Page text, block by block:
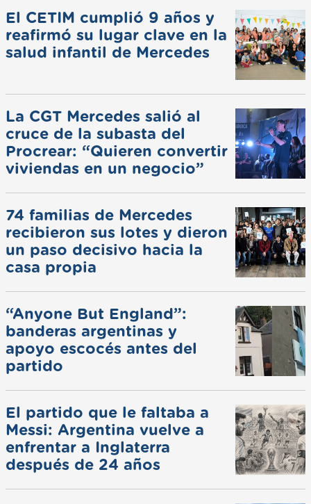
El CETIM cumplió 9 años y
reafirmó su lugar clave en la
salud infantil de Mercedes
La CGT Mercedes salió al
cruce de la subasta del
Procrear: “Quieren convertir
viviendas en un negocio”
74 familias de Mercedes
recibieron sus lotes y dieron
un paso decisivo hacia la
casa propia
“Anyone But England”:
banderas argentinas y
apoyo escocés antes del
partido
El partido que le faltaba a
Messi: Argentina vuelve a
enfrentar a Inglaterra
después de 24 años